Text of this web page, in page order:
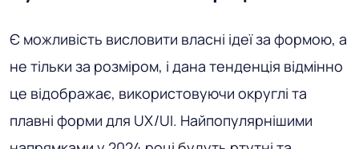
Є можливість висловити власні ідеї за формою, а
не тільки за розміром, і дана тенденція відмінно
це відображає, використовуючи округлі та
плавні форми для UX/UI. Найпопулярнішими